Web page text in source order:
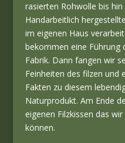
rasierten Rohwolle bis
Handarbeitlich
im eigenen Haus
bekommen eine Führung
Fabrik. Dann fangen wir
Feinheiten des filzen und
Fakten zu diesem
Naturprodukt. Am Ende
eigenen Filzkissen das
können.